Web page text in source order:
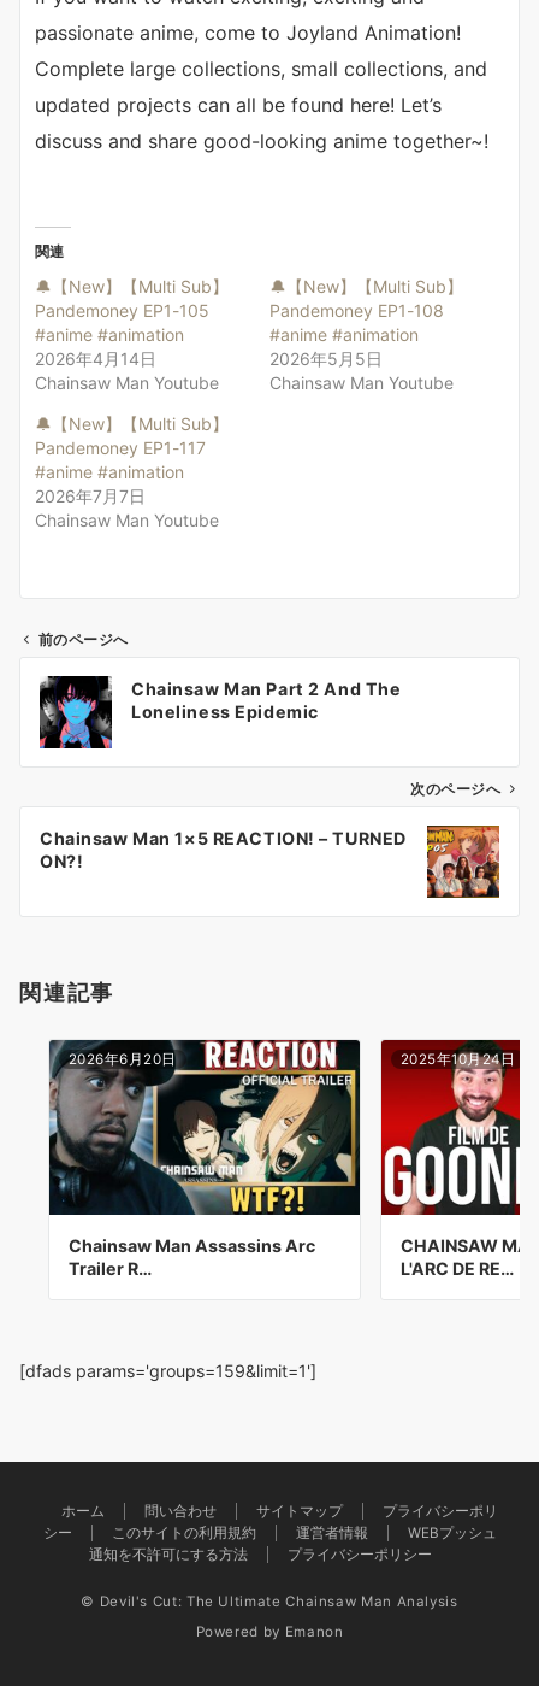
passionate anime, come to Joyland Animation!
Complete large collections, small collections, and
updated projects can all be found here! Let’s
discuss and share good-looking anime together~!
関連
🔔【New】【Multi Sub】
Pandemoney EP1-105
#anime #animation
2026年4月14日
Chainsaw Man Youtube
🔔【New】【Multi Sub】
Pandemoney EP1-108
#anime #animation
2026年5月5日
Chainsaw Man Youtube
🔔【New】【Multi Sub】
Pandemoney EP1-117
#anime #animation
2026年7月7日
Chainsaw Man Youtube
ビ
ン
前のページへ
Chainsaw Man Part 2 And The
Loneliness Epidemic
次のページへ
Chainsaw Man 1×5 REACTION! – TURNED
ON?!
関連記事
2026年6月20日
Chainsaw Man Assassins Arc
Trailer R…
2025年10月24日
CHAINSAW
L'ARC DE RE…
[dfads params='groups=159&limit=1']
ホーム 問い合わせ サイトマップ
プライバシーポリ
シー
このサイトの利用規約 運営者情報
WEBプッシュ
通知を不許可にする方法
プライバシーポリシー
© Devil's Cut: The Ultimate Chainsaw Man Analysis
Powered by Emanon